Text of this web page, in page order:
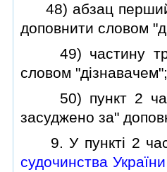
48) абзац
доповнити словом
49) частину
словом "дiзнавачем";
50) пункт 2
засуджено за"
9. У пунктi 2
судочинства України